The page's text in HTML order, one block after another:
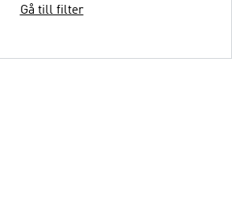
Gå till filter